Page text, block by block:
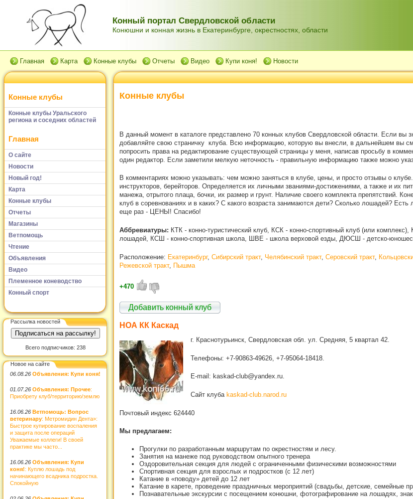
Конный портал Свердловской области
Конюшни и конная жизнь в Екатеринбурге, окрестностях, области
Главная Карта Конные клубы Отчеты Видео Купи коня! Новости
Конные клубы
Конные клубы Уральского
региона и соседних областей
Главная
О сайте
Новости
Новый год!
Карта
Конные клубы
Отчеты
Магазины
Ветпомощь
Чтение
Объявления
Видео
Племенное коневодство
Конный спорт
Рассылка новостей
Всего подписчиков: 238
Новое на сайте
06.08.26 Объявления: Купи коня!
01.07.26 Объявления: Прочее:
Приобрету клуб/территорию/землю
16.06.26 Ветпомощь: Вопрос
ветеринару: Метромидин Дента»:
Быстрое купирование воспаления
и защита после операций
Уважаемые коллеги! В своей
практике мы часто...
16.06.26 Объявления: Купи
коня!: Куплю лошадь под
начинающего всадника подростка.
Спокойную
Конные клубы
В данный момент в каталоге представлено 70 конных клубов Свердловской области. Если вы
добавляйте свою страничку клуба. Всю информацию, которую вы внесли, в дальнейшем вы
попросить права на редактирование существующей страницы у меня, написав просьбу в
один редактор. Если заметили мелкую неточность - правильную информацию также можно
В комментариях можно указывать: чем можно заняться в клубе, цены, и просто отзывы о
инструкторов, берейторов. Определяется их личными званиями-достижениями, а также и их
манежа, отрытого плаца, бочки, их размер и грунт. Наличие своего комплекта препятствий.
клуб в соревнованиях и в каких? С какого возраста занимаются дети? Сколько лошадей?
еще раз - ЦЕНЫ! Спасибо!
Аббревиатуры: КТК - конно-туристический клуб, КCК - конно-спортивный клуб (или
лошадей, КСШ - конно-спортивная школа, ШВЕ - школа верховой езды, ДЮСШ - детско-
Расположение: Екатеринбург, Сибирский тракт, Челябинский тракт, Серовский тракт,
Режевской тракт, Пышма
+470
Добавить конный клуб
НОА КК Каскад
г. Краснотурьинск, Свердловская обл. ул. Средняя, 5 квартал 42.
Телефоны: +7-90863-49626, +7-95064-18418.
E-mail: kaskad-club@yandex.ru.
Сайт клуба kaskad-club.narod.ru
Почтовый индекс 624440
Мы предлагаем:
Прогулки по разработанным маршрутам по окрестностям и лесу.
Занятия на манеже под руководством опытного тренера
Оздоровительная секция для людей с ограниченными физическими возможностями
Спортивная секция для взрослых и подростков (с 12 лет)
Катание в «поводу» детей до 12 лет
Катание в карете, проведение праздничных мероприятий (свадьбы, детские, семейные
Познавательные экскурсии с посещением конюшни, фотографирование на лошадях,